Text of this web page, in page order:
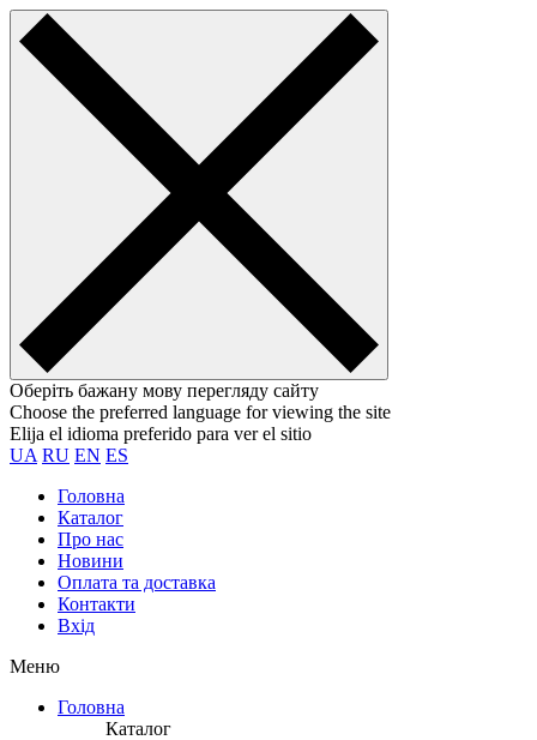
Оберіть бажану мову перегляду сайту
Choose the preferred language for viewing the site
Elija el idioma preferido para ver el sitio
UA RU EN ES
Головна
Каталог
Про нас
Новини
Оплата та доставка
Контакти
Вхiд
Меню
Головна
Каталог